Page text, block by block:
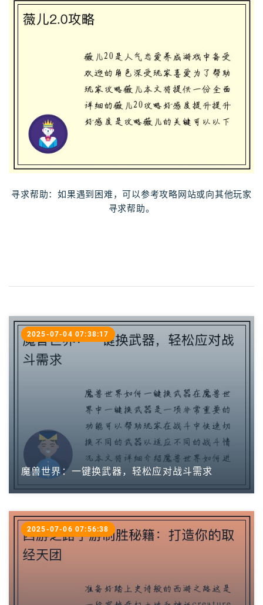
寻求帮助：如果遇到困难，可以参考攻略网站或向其他玩家
寻求帮助。
魔兽世界：一键换武器，轻松应对战斗需求
2025-07-04 07:38:17
2025-07-06 07:56:38